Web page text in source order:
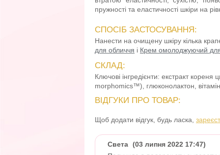
пружності та еластичності шкіри на
СПОСІБ ЗАСТОСУВАННЯ:
Нанести на очищену шкіру кілька
для обличчя і Крем омолоджуючий
СКЛАД:
Ключові інгредієнти: екстракт кореня
morphomics™), глюконолактон,
ВІДГУКИ ПРО ТОВАР:
Щоб додати відгук, будь ласка,
Света (03 липня 2022 17:47)